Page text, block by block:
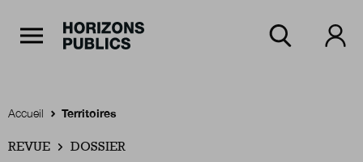
Accueil
Accueil Territoires
REVUE DOSSIER